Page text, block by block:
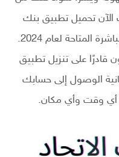
الآن تحميل تطبيق بنك
الاتحاد بسهولة عبر روابط التنزيل المباشرة المتاحة لعام 2024.
قادرًا على تنزيل تطبيق
الوصول إلى حسابك
أي وقت وأي مكان.